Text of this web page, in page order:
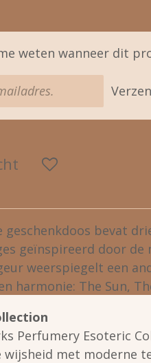
weten wanneer dit
geschenkdoos bevat
geïnspireerd door de
weerspiegelt een
harmonie: The Sun,
Perfumery Esoteric
met moderne